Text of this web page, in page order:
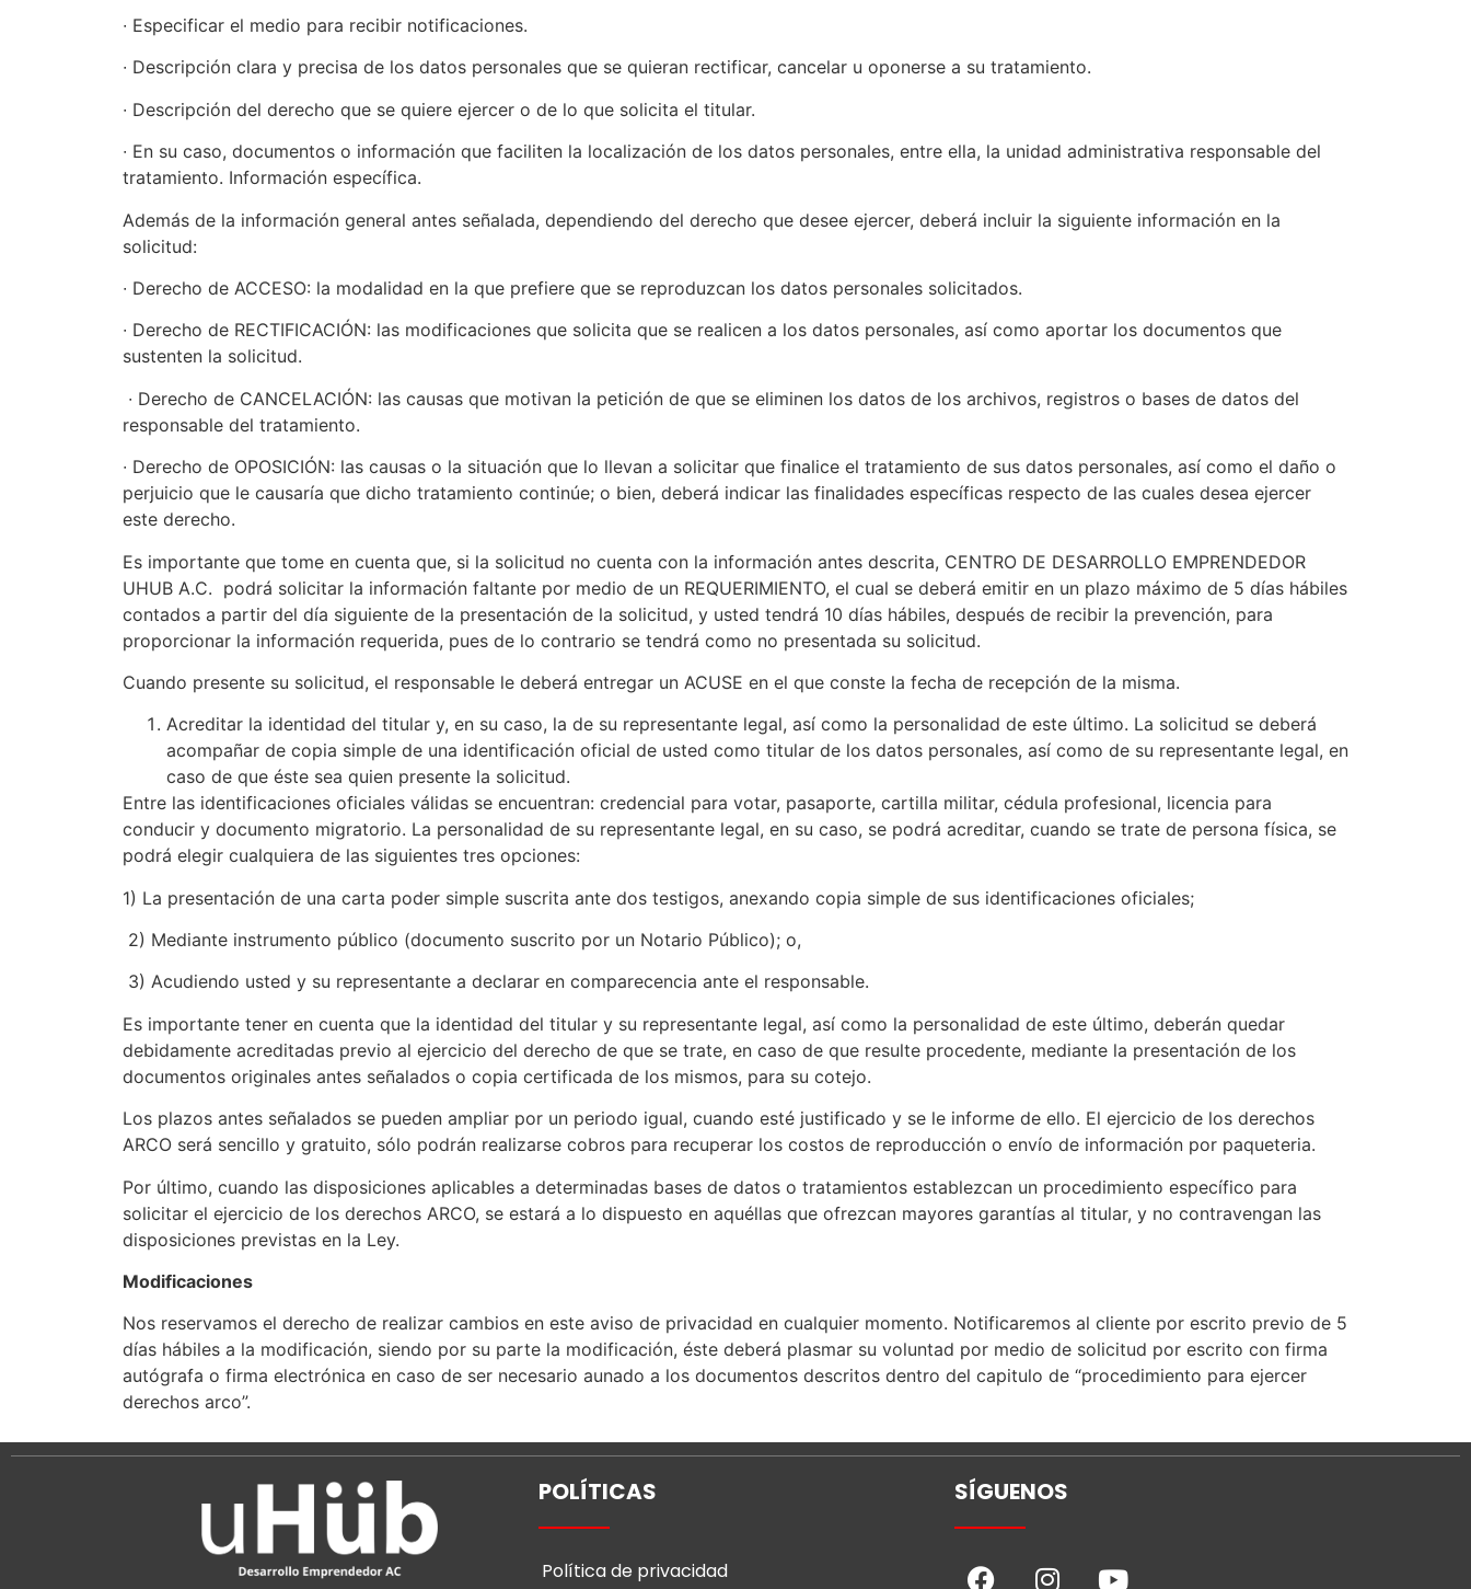
∙ Especificar el medio para recibir notificaciones.
∙ Descripción clara y precisa de los datos personales que se quieran rectificar, cancelar u oponerse a su tratamiento.
∙ Descripción del derecho que se quiere ejercer o de lo que solicita el titular.
∙ En su caso, documentos o información que faciliten la localización de los datos personales, entre ella, la unidad administrativa responsable del
tratamiento. Información específica.
Además de la información general antes señalada, dependiendo del derecho que desee ejercer, deberá incluir la siguiente información en la
solicitud:
∙ Derecho de ACCESO: la modalidad en la que prefiere que se reproduzcan los datos personales solicitados.
∙ Derecho de RECTIFICACIÓN: las modificaciones que solicita que se realicen a los datos personales, así como aportar los documentos que
sustenten la solicitud.
∙ Derecho de CANCELACIÓN: las causas que motivan la petición de que se eliminen los datos de los archivos, registros o bases de datos del
responsable del tratamiento.
∙ Derecho de OPOSICIÓN: las causas o la situación que lo llevan a solicitar que finalice el tratamiento de sus datos personales, así como el daño o
perjuicio que le causaría que dicho tratamiento continúe; o bien, deberá indicar las finalidades específicas respecto de las cuales desea ejercer
este derecho.
Es importante que tome en cuenta que, si la solicitud no cuenta con la información antes descrita, CENTRO DE DESARROLLO EMPRENDEDOR
UHUB A.C. podrá solicitar la información faltante por medio de un REQUERIMIENTO, el cual se deberá emitir en un plazo máximo de 5 días hábiles
contados a partir del día siguiente de la presentación de la solicitud, y usted tendrá 10 días hábiles, después de recibir la prevención, para
proporcionar la información requerida, pues de lo contrario se tendrá como no presentada su solicitud.
Cuando presente su solicitud, el responsable le deberá entregar un ACUSE en el que conste la fecha de recepción de la misma.
Acreditar la identidad del titular y, en su caso, la de su representante legal, así como la personalidad de este último. La solicitud se deberá
acompañar de copia simple de una identificación oficial de usted como titular de los datos personales, así como de su representante legal, en
caso de que éste sea quien presente la solicitud.
Entre las identificaciones oficiales válidas se encuentran: credencial para votar, pasaporte, cartilla militar, cédula profesional, licencia para
conducir y documento migratorio. La personalidad de su representante legal, en su caso, se podrá acreditar, cuando se trate de persona física, se
podrá elegir cualquiera de las siguientes tres opciones:
1) La presentación de una carta poder simple suscrita ante dos testigos, anexando copia simple de sus identificaciones oficiales;
2) Mediante instrumento público (documento suscrito por un Notario Público); o,
3) Acudiendo usted y su representante a declarar en comparecencia ante el responsable.
Es importante tener en cuenta que la identidad del titular y su representante legal, así como la personalidad de este último, deberán quedar
debidamente acreditadas previo al ejercicio del derecho de que se trate, en caso de que resulte procedente, mediante la presentación de los
documentos originales antes señalados o copia certificada de los mismos, para su cotejo.
Los plazos antes señalados se pueden ampliar por un periodo igual, cuando esté justificado y se le informe de ello. El ejercicio de los derechos
ARCO será sencillo y gratuito, sólo podrán realizarse cobros para recuperar los costos de reproducción o envío de información por paqueteria.
Por último, cuando las disposiciones aplicables a determinadas bases de datos o tratamientos establezcan un procedimiento específico para
solicitar el ejercicio de los derechos ARCO, se estará a lo dispuesto en aquéllas que ofrezcan mayores garantías al titular, y no contravengan las
disposiciones previstas en la Ley.
Modificaciones
Nos reservamos el derecho de realizar cambios en este aviso de privacidad en cualquier momento. Notificaremos al cliente por escrito previo de 5
días hábiles a la modificación, siendo por su parte la modificación, éste deberá plasmar su voluntad por medio de solicitud por escrito con firma
autógrafa o firma electrónica en caso de ser necesario aunado a los documentos descritos dentro del capitulo de “procedimiento para ejercer
derechos arco”.
POLÍTICAS
Política de privacidad
SÍGUENOS